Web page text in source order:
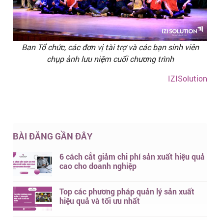
Ban Tổ chức, các đơn vị tài trợ và các bạn sinh viên
chụp ảnh lưu niệm cuối chương trình
IZISolution
BÀI ĐĂNG GẦN ĐÂY
6 cách cắt giảm chi phí sản xuất hiệu quả
cao cho doanh nghiệp
Top các phương pháp quản lý sản xuất
hiệu quả và tối ưu nhất